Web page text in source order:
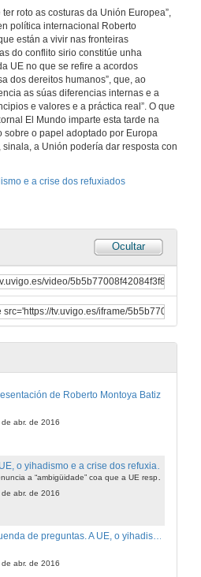
roto as costuras da Unión Europea”,
política internacional Roberto
están a vivir nas fronteiras
do conflito sirio constitúe unha
UE no que se refire a acordos
dos dereitos humanos”, que, ao
as súas diferencias internas e a
e valores e a práctica real”. O que
El Mundo imparte esta tarde na
sobre o papel adoptado por Europa
a Unión podería dar resposta con
e a crise dos refuxiados
Ocultar
de Roberto Montoya Batiz
de abr. de 2016
Denuncia a “ambigüidade” coa que a UE respondeu á primavera árabe
de abr. de 2016
Quenda de preguntas. A UE, o yihadismo e a crise dos refuxiados.
de abr. de 2016